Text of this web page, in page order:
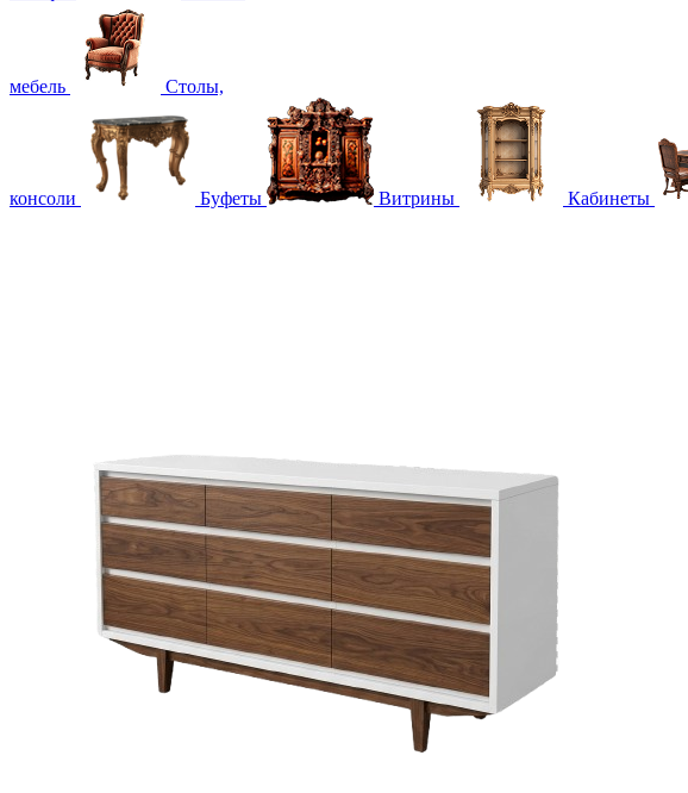
мебель Столы,
консоли Буфеты Витрины Кабинеты